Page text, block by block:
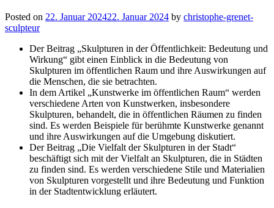
Posted on 22. Januar 202422. Januar 2024 by christophe-grenet-
sculpteur
Der Beitrag „Skulpturen in der Öffentlichkeit: Bedeutung und
Wirkung“ gibt einen Einblick in die Bedeutung von
Skulpturen im öffentlichen Raum und ihre Auswirkungen auf
die Menschen, die sie betrachten.
In dem Artikel „Kunstwerke im öffentlichen Raum“ werden
verschiedene Arten von Kunstwerken, insbesondere
Skulpturen, behandelt, die in öffentlichen Räumen zu finden
sind. Es werden Beispiele für berühmte Kunstwerke genannt
und ihre Auswirkungen auf die Umgebung diskutiert.
Der Beitrag „Die Vielfalt der Skulpturen in der Stadt“
beschäftigt sich mit der Vielfalt an Skulpturen, die in Städten
zu finden sind. Es werden verschiedene Stile und Materialien
von Skulpturen vorgestellt und ihre Bedeutung und Funktion
in der Stadtentwicklung erläutert.